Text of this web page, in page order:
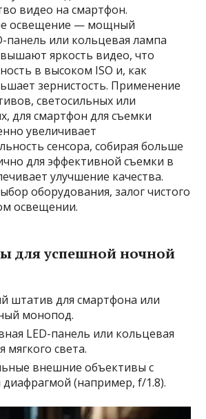
видео на смартфон.
освещение — мощный
панель или кольцевая лампа
яркость видео, что
в высоком ISO и, как
зернистость. Применение
светосильных или
для смартфон для съемки
увеличивает
сенсора, собирая больше
для эффективной съемки в
улучшение качества.
оборудования, залог чистого
освещении.
для успешной ночной
штатив для смартфона или
монопод.
LED-панель или кольцевая
мягкого света.
внешние объективы с
(например, f/1.8).